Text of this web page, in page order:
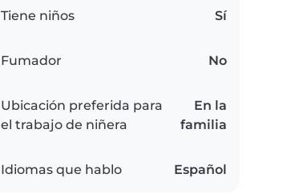
Tiene niños Sí
Fumador No
Ubicación preferida para
el trabajo de niñera
En la
familia
Idiomas que hablo Español